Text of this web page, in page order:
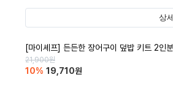
상
[마이셰프] 든든한 장어구이 덮밥 키트 2인분
21,900원
10% 19,710원